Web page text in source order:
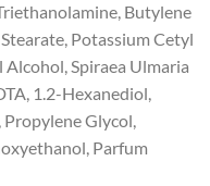
Butylene
Potassium Cetyl
Spiraea Ulmaria
1.2-Hexanediol,
Glycol,
Parfum